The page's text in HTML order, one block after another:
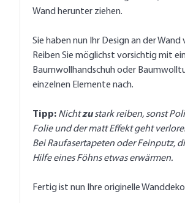
Wand herunter ziehen.
Sie haben nun Ihr Design an der Wand
Reiben Sie möglichst vorsichtig mit
Baumwollhandschuh oder
einzelnen Elemente nach.
Tipp: Nichtzustark reiben, sonst
Folie und der matt Effekt geht
Bei Raufasertapeten oder Feinputz,
Hilfe eines Föhns etwas erwärmen.
Fertig ist nun Ihre originelle